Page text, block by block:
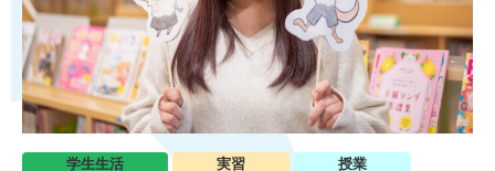
学生生活 実習
授業